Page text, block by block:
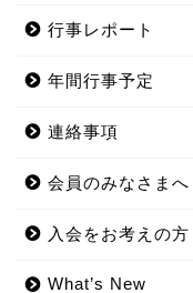
行事レポート
年間行事予定
連絡事項
会員のみなさまへ
入会をお考えの方
What’s New